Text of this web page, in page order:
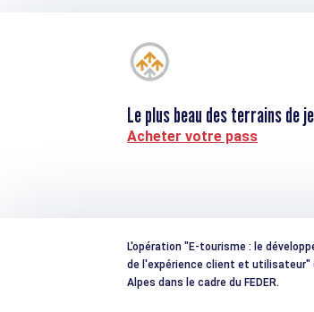
Le plus beau des terrains de
Acheter votre pass
L'opération "E-tourisme : le
de l'expérience client et utilisateur"
Alpes dans le cadre du FEDER.